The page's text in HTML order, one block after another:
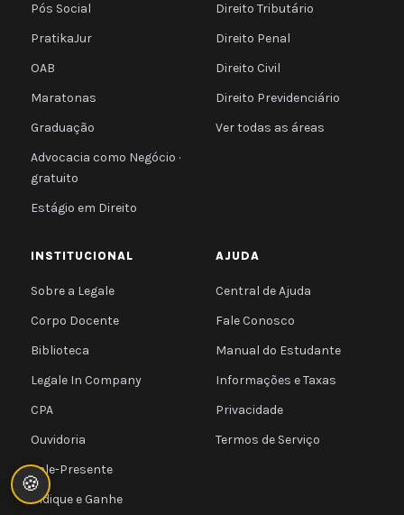
Pós Social
PratikaJur
OAB
Maratonas
Graduação
Advocacia como Negócio ·
gratuito
Estágio em Direito
Direito Tributário
Direito Penal
Direito Civil
Direito Previdenciário
Ver todas as áreas
INSTITUCIONAL
Sobre a Legale
Corpo Docente
Biblioteca
Legale In Company
CPA
Ouvidoria
Vale-Presente
Indique e Ganhe
AJUDA
Central de Ajuda
Fale Conosco
Manual do Estudante
Informações e Taxas
Privacidade
Termos de Serviço
🍪